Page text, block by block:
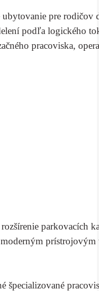
pre
podľa logického
pracoviska,
parkovacích
špecializované